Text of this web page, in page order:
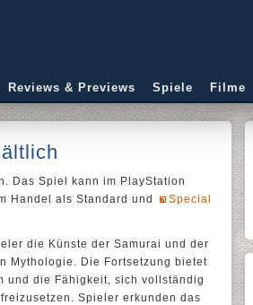
Reviews & Previews Spiele Filme
Das Spiel kann im PlayStation
Handel als Standard und Special
die Künste der Samurai und der
Mythologie. Die Fortsetzung bietet
und die Fähigkeit, sich vollständig
Spieler erkunden das